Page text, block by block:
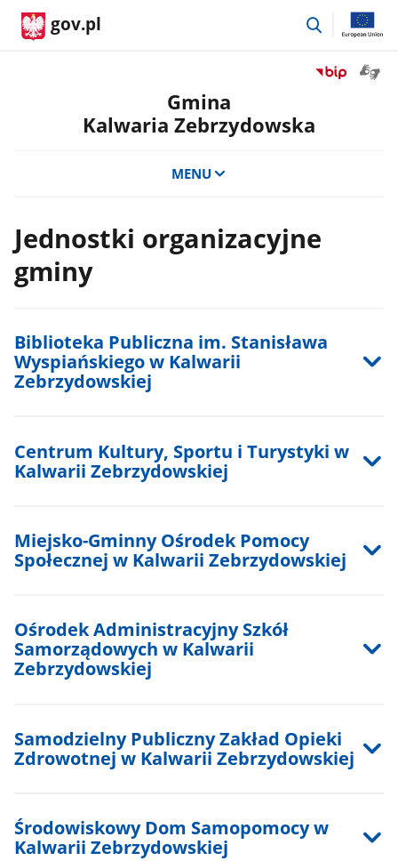
gov.pl
przejdź
Przejdź
Gmina
Kalwaria Zebrzydowska
MENU
Jednostki organizacyjne
gminy
Biblioteka Publiczna im. Stanisława
Wyspiańskiego w Kalwarii
Zebrzydowskiej
Centrum Kultury, Sportu i Turystyki w
Kalwarii Zebrzydowskiej
Miejsko-Gminny Ośrodek Pomocy
Społecznej w Kalwarii Zebrzydowskiej
Ośrodek Administracyjny Szkół
Samorządowych w Kalwarii
Zebrzydowskiej
Samodzielny Publiczny Zakład Opieki
Zdrowotnej w Kalwarii Zebrzydowskiej
Środowiskowy Dom Samopomocy w
Kalwarii Zebrzydowskiej